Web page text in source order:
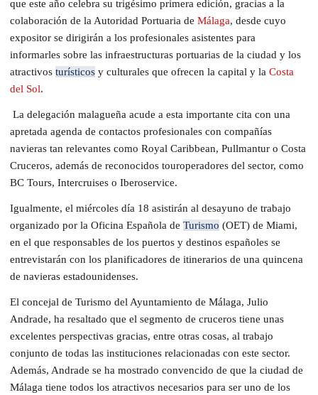
que este año celebra su trigésimo primera edición, gracias a la
colaboración de la Autoridad Portuaria de Málaga, desde cuyo
expositor se dirigirán a los profesionales asistentes para
informarles sobre las infraestructuras portuarias de la ciudad y los
atractivos turísticos y culturales que ofrecen la capital y la Costa
del Sol.
La delegación malagueña acude a esta importante cita con una
apretada agenda de contactos profesionales con compañías
navieras tan relevantes como Royal Caribbean, Pullmantur o Costa
Cruceros, además de reconocidos touroperadores del sector, como
BC Tours, Intercruises o Iberoservice.
Igualmente, el miércoles día 18 asistirán al desayuno de trabajo
organizado por la Oficina Española de Turismo (OET) de Miami,
en el que responsables de los puertos y destinos españoles se
entrevistarán con los planificadores de itinerarios de una quincena
de navieras estadounidenses.
El concejal de Turismo del Ayuntamiento de Málaga, Julio
Andrade, ha resaltado que el segmento de cruceros tiene unas
excelentes perspectivas gracias, entre otras cosas, al trabajo
conjunto de todas las instituciones relacionadas con este sector.
Además, Andrade se ha mostrado convencido de que la ciudad de
Málaga tiene todos los atractivos necesarios para ser uno de los